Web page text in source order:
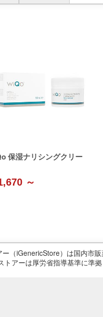
保湿ナリシングクリー
～
（iGenericStore）は国内市
アーは厚労省指導基準に準拠